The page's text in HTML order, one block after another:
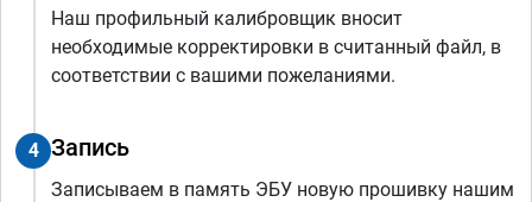
Наш профильный калибровщик вносит
необходимые корректировки в считанный файл, в
соответствии с вашими пожеланиями.
4 Запись
Записываем в память ЭБУ новую прошивку нашим